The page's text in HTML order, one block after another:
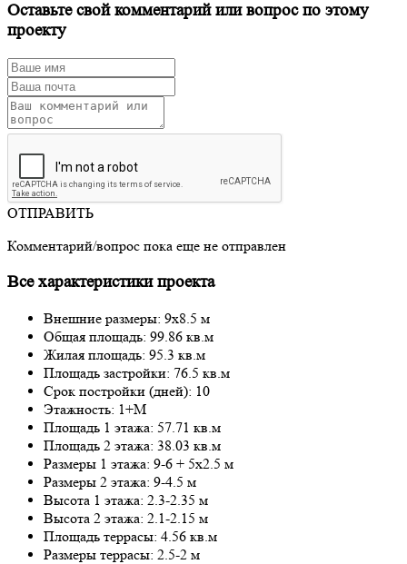
Оставьте свой комментарий или вопрос по этому
проекту
ОТПРАВИТЬ
Комментарий/вопрос пока еще не отправлен
Все характеристики проекта
Внешние размеры: 9x8.5 м
Общая площадь: 99.86 кв.м
Жилая площадь: 95.3 кв.м
Площадь застройки: 76.5 кв.м
Срок постройки (дней): 10
Этажность: 1+М
Площадь 1 этажа: 57.71 кв.м
Площадь 2 этажа: 38.03 кв.м
Размеры 1 этажа: 9-6 + 5x2.5 м
Размеры 2 этажа: 9-4.5 м
Высота 1 этажа: 2.3-2.35 м
Высота 2 этажа: 2.1-2.15 м
Площадь террасы: 4.56 кв.м
Размеры террасы: 2.5-2 м